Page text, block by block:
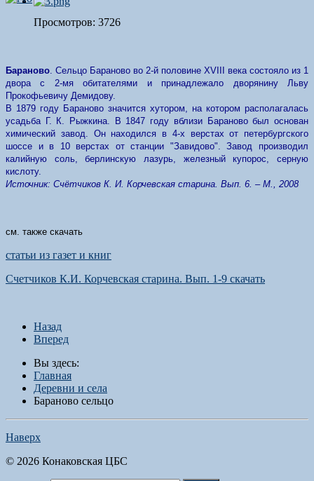
Просмотров: 3726
Бараново. Сельцо Бараново во 2-й половине XVIII века состояло из 1
двора с 2-мя обитателями и принадлежало дворянину Льву
Прокофьевичу Демидову.
В 1879 году Бараново значится хутором, на котором располагалась
усадьба Г. К. Рыжкина. В 1847 году вблизи Бараново был основан
химический завод. Он находился в 4-х верстах от петербургского
шоссе и в 10 верстах от станции "Завидово". Завод производил
калийную соль, берлинскую лазурь, железный купорос, серную
кислоту.
Источник: Счётчиков К. И. Корчевская старина. Вып. 6. – М., 2008
см. также скачать
статьи из газет и книг
Счетчиков К.И. Корчевская старина. Вып. 1-9 скачать
Назад
Вперед
Вы здесь:
Главная
Деревни и села
Бараново сельцо
Наверх
© 2026 Конаковская ЦБС